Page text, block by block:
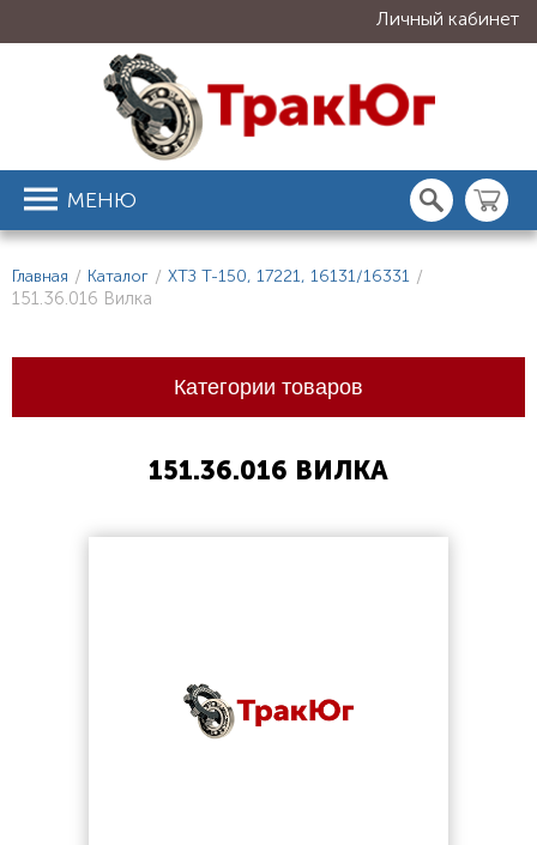
Личный кабинет
МЕНЮ
Главная / Каталог / ХТЗ Т-150, 17221, 16131/16331 /
151.36.016 Вилка
Категории товаров
151.36.016 ВИЛКА